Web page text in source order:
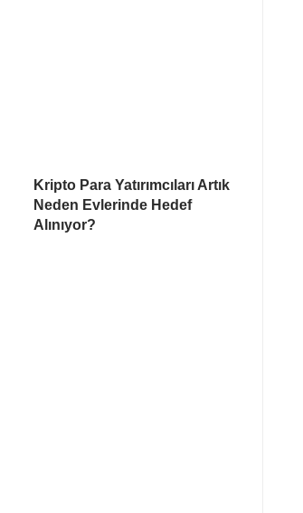
Kripto Para Yatırımcıları Artık
Neden Evlerinde Hedef
Alınıyor?